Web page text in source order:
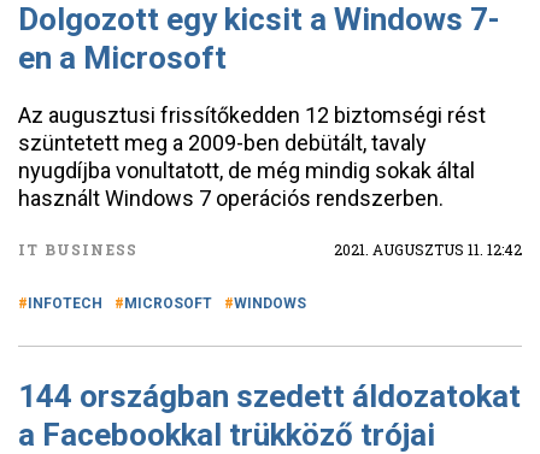
Dolgozott egy kicsit a Windows 7-
en a Microsoft
Az augusztusi frissítőkedden 12 biztomségi rést
szüntetett meg a 2009-ben debütált, tavaly
nyugdíjba vonultatott, de még mindig sokak által
használt Windows 7 operációs rendszerben.
IT BUSINESS 2021. AUGUSZTUS 11. 12:42
INFOTECH MICROSOFT WINDOWS
144 országban szedett áldozatokat
a Facebookkal trükköző trójai